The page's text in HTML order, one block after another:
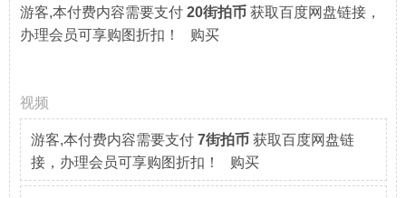
游客,本付费内容需要支付 20街拍币 获取百度网盘链接，
办理会员可享购图折扣！ 购买
视频
游客,本付费内容需要支付 7街拍币 获取百度网盘链
接，办理会员可享购图折扣！ 购买